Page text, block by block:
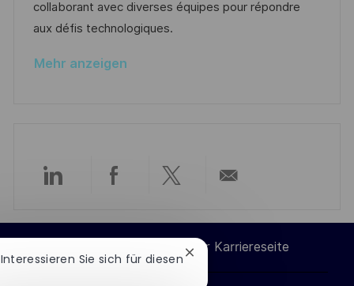
n
e
l
c
h
i
e
collaborant avec diverses équipes pour répondre
aux défis technologiques.
Mehr anzeigen
Über
LinkedIn
teilen
Über
Facebook
teilen
Über
Twitter
teilen
E-
Mail
Cookie-Einstellungen der Karriereseite
Sie sich für diesen Chatbot-
Benachrichtigung